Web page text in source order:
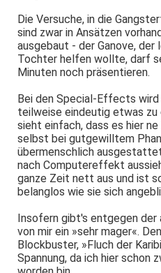
Die Versuche, in die
sind zwar in Ansätzen
ausgebaut - der Ganove,
Tochter helfen wollte, darf
Minuten noch präsentieren.
Bei den Special-Effects
teilweise eindeutig etwas zu
sieht einfach, dass es hier
selbst bei gutgewilltem
übermenschlich
nach Computereffekt
ganze Zeit nett aus und ist
belanglos wie sie sich
Insofern gibt's entgegen der
von mir ein »sehr mager«.
Blockbuster, »Fluch der
Spannung, da ich hier schon